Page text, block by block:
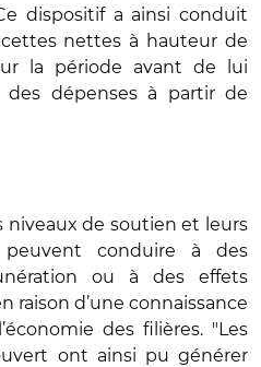
dispositif a ainsi conduit
nettes à hauteur de
la période avant de lui
des dépenses à partir de
niveaux de soutien et leurs
conduire à des
ou à des effets
raison d’une connaissance
des filières. "Les
ont ainsi pu générer